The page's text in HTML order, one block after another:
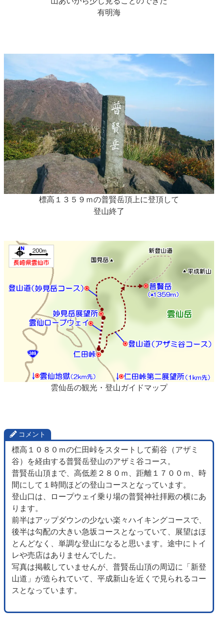
有明海
標高１３５９ｍの普賢岳頂上に登頂して
登山終了
雲仙岳の観光・登山ガイドマップ
コメント
標高１０８０ｍの仁田峠をスタートして薊谷（アザミ
谷）を経由する普賢岳登山のアザミ谷コース。
普賢岳山頂まで、高低差２８０ｍ、距離１７００ｍ、時
間にして１時間ほどの登山コースとなっています。
登山口は、ロープウェイ乗り場の普賢神社拝殿の横にあ
ります。
前半はアップダウンの少ない楽々ハイキングコースで、
後半は勾配の大きい急坂コースとなっていて、展望はほ
とんどなく、単調な登山になると思います。途中にトイ
レや売店はありませんでした。
写真は掲載していませんが、普賢岳山頂の周辺に「新登
山道」が造られていて、平成新山を近くで見られるコー
スとなっています。